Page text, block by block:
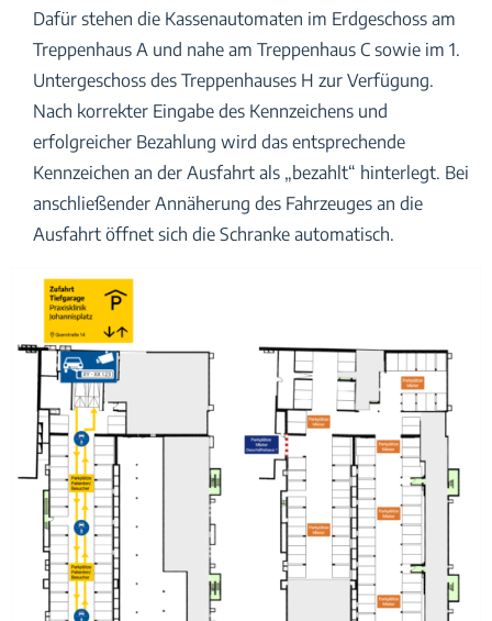
Dafür stehen die Kassenautomaten im Erdgeschoss am
Treppenhaus A und nahe am Treppenhaus C sowie im 1.
Untergeschoss des Treppenhauses H zur Verfügung.
Nach korrekter Eingabe des Kennzeichens und
erfolgreicher Bezahlung wird das entsprechende
Kennzeichen an der Ausfahrt als „bezahlt“ hinterlegt. Bei
anschließender Annäherung des Fahrzeuges an die
Ausfahrt öffnet sich die Schranke automatisch.